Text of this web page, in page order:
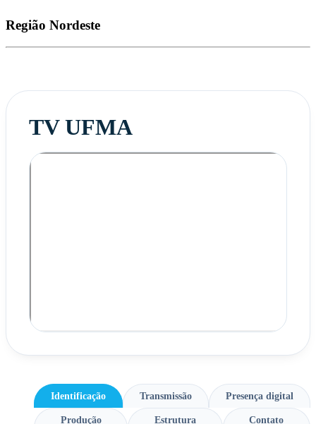
Região Nordeste
TV UFMA
Identificação Transmissão Presença digital
Produção Estrutura Contato